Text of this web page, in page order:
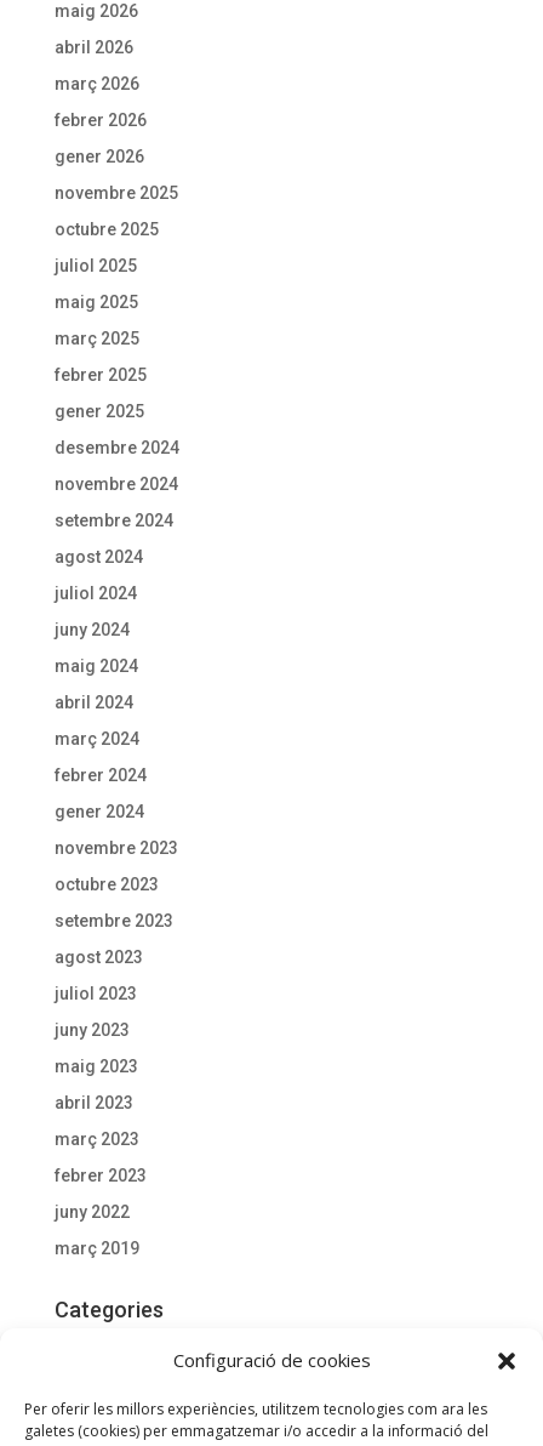
Configuració de cookies
Per oferir les millors experiències, utilitzem tecnologies com ara les
galetes (cookies) per emmagatzemar i/o accedir a la informació del
maig 2026
abril 2026
març 2026
febrer 2026
gener 2026
novembre 2025
octubre 2025
juliol 2025
maig 2025
març 2025
febrer 2025
gener 2025
desembre 2024
novembre 2024
setembre 2024
agost 2024
juliol 2024
juny 2024
maig 2024
abril 2024
març 2024
febrer 2024
gener 2024
novembre 2023
octubre 2023
setembre 2023
agost 2023
juliol 2023
juny 2023
maig 2023
abril 2023
març 2023
febrer 2023
juny 2022
març 2019
Categories
General